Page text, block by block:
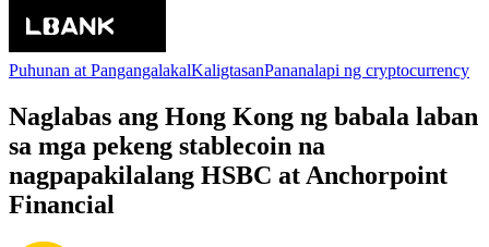
Puhunan at PangangalakalKaligtasanPananalapi ng cryptocurrency
Naglabas ang Hong Kong ng babala laban
sa mga pekeng stablecoin na
nagpapakilalang HSBC at Anchorpoint
Financial